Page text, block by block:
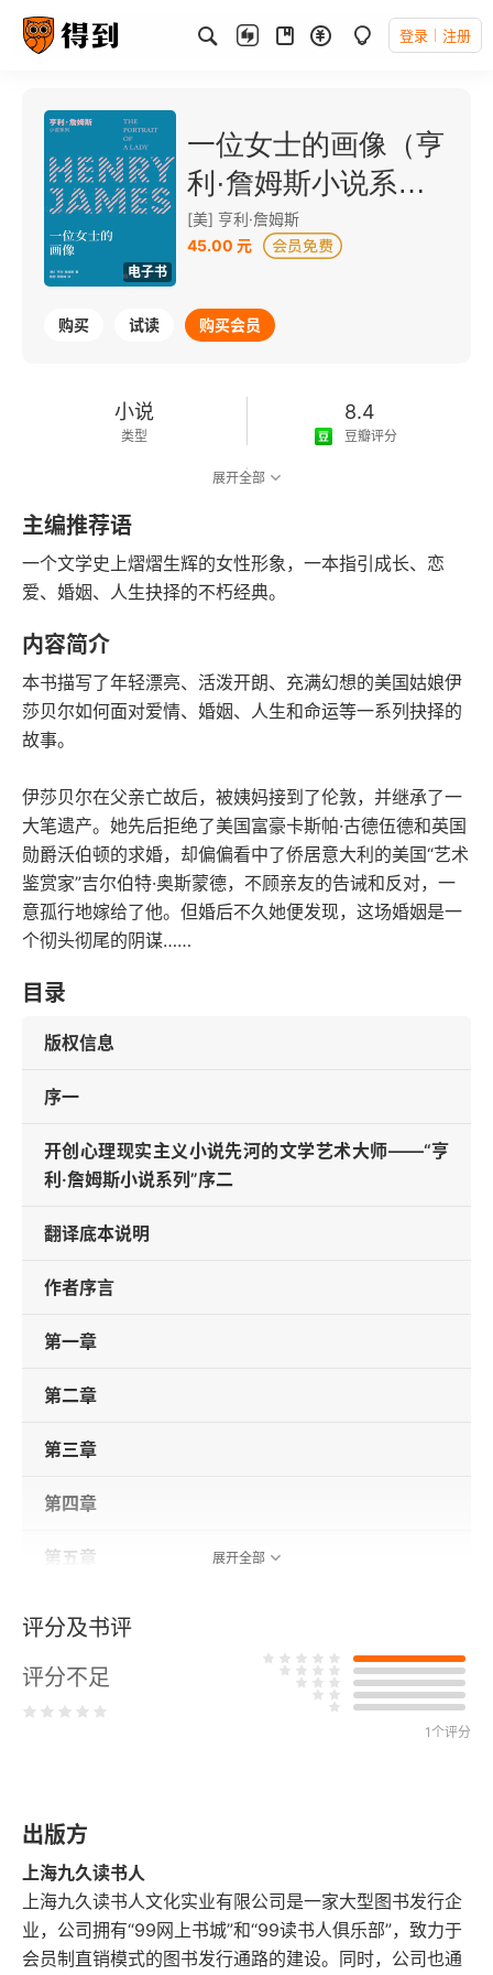
登录 注册
电子书
一位女士的画像（亨
利·詹姆斯小说系
列）
[美] 亨利·詹姆斯
45.00 元
购买 试读 购买会员
小说
类型
8.4
豆瓣评分
2020-09-01
发行日期
展开全部
主编推荐语
一个文学史上熠熠生辉的女性形象，一本指引成长、恋
爱、婚姻、人生抉择的不朽经典。
内容简介
本书描写了年轻漂亮、活泼开朗、充满幻想的美国姑娘伊
莎贝尔如何面对爱情、婚姻、人生和命运等一系列抉择的
故事。
伊莎贝尔在父亲亡故后，被姨妈接到了伦敦，并继承了一
大笔遗产。她先后拒绝了美国富豪卡斯帕·古德伍德和英国
勋爵沃伯顿的求婚，却偏偏看中了侨居意大利的美国“艺术
鉴赏家”吉尔伯特·奥斯蒙德，不顾亲友的告诫和反对，一
意孤行地嫁给了他。但婚后不久她便发现，这场婚姻是一
个彻头彻尾的阴谋……
目录
版权信息
序一
开创心理现实主义小说先河的文学艺术大师——“亨
利·詹姆斯小说系列”序二
翻译底本说明
作者序言
第一章
第二章
第三章
第四章
第五章
第六章
第七章
第八章
第十章
第十一章
第十二章
展开全部
评分及书评
评分不足
1个评分
出版方
上海九久读书人
上海九久读书人文化实业有限公司是一家大型图书发行企
业，公司拥有“99网上书城”和“99读书人俱乐部”，致力于
会员制直销模式的图书发行通路的建设。同时，公司也通